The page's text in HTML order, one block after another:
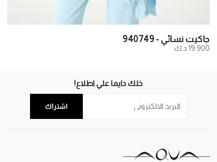
جاكيت نسائي - 940749
19.900 د.ك
خلك دايما علي اطلاع!
اشتراك